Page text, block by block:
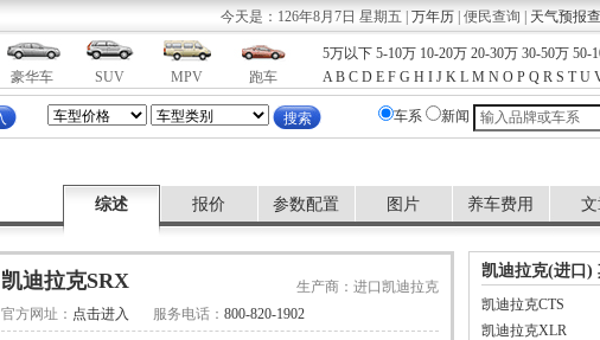
今天是：126年8月7日 星期五 | 万年历 | 便民查询 | 天气预报
豪华车 SUV MPV 跑车
5万以下 5-10万 10-20万 20-30万 30-50万 50-
A B C D E F G H I J K L M N O P Q R S T U
车系 新闻
综述 报价 参数配置 图片 养车费用
生产商：进口凯迪拉克
凯迪拉克SRX
官方网址： 点击进入 服务电话： 800-820-1902
凯迪拉克(进口)
凯迪拉克CTS
凯迪拉克XLR